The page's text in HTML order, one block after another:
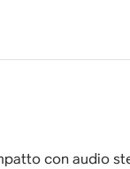
con audio